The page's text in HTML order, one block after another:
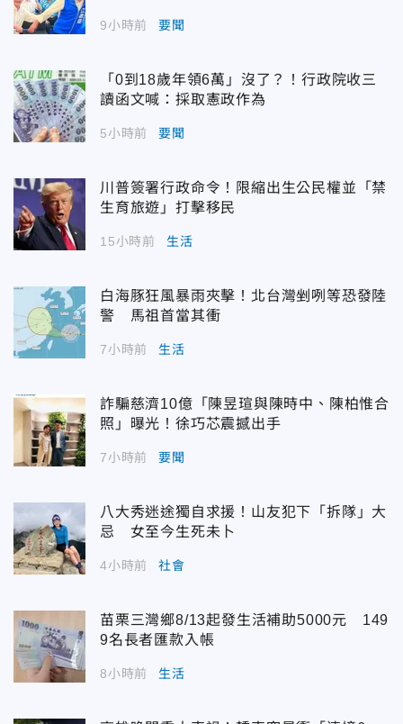
9小時前 要聞
「0到18歲年領6萬」沒了？！行政院收三
讀函文喊：採取憲政作為
5小時前 要聞
川普簽署行政命令！限縮出生公民權並「禁
生育旅遊」打擊移民
15小時前 生活
白海豚狂風暴雨夾擊！北台灣剉咧等恐發陸
警 馬祖首當其衝
7小時前 生活
詐騙慈濟10億「陳昱瑄與陳時中、陳柏惟合
照」曝光！徐巧芯震撼出手
7小時前 要聞
八大秀迷途獨自求援！山友犯下「拆隊」大
忌 女至今生死未卜
4小時前 社會
苗栗三灣鄉8/13起發生活補助5000元 149
9名長者匯款入帳
8小時前 生活